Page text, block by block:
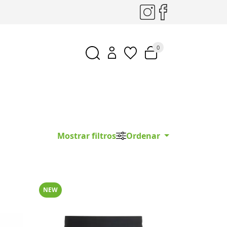
0
Mostrar filtros Ordenar
NEW